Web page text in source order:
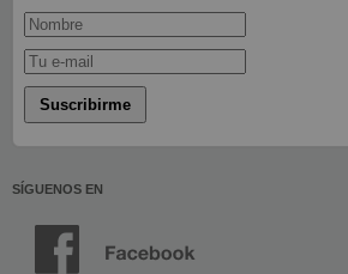
Suscribirme
SÍGUENOS EN